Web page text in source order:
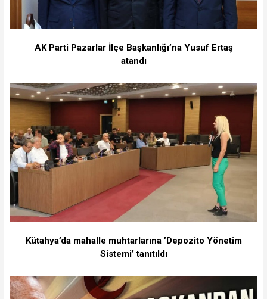
AK Parti Pazarlar İlçe Başkanlığı’na Yusuf Ertaş
atandı
Kütahya’da mahalle muhtarlarına ’Depozito Yönetim
Sistemi’ tanıtıldı